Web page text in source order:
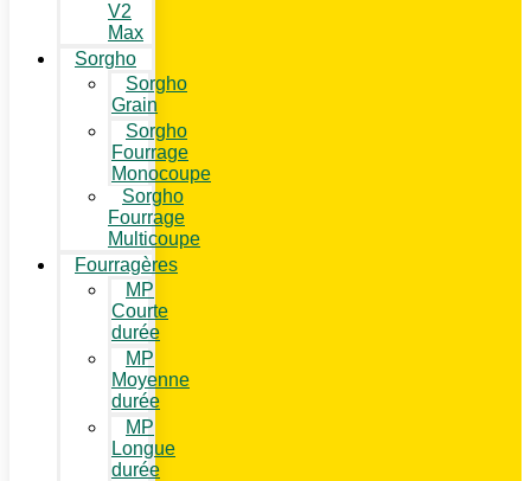
V2
Max
Sorgho
Sorgho
Grain
Sorgho
Fourrage
Monocoupe
Sorgho
Fourrage
Multicoupe
Fourragères
MP
Courte
durée
MP
Moyenne
durée
MP
Longue
durée